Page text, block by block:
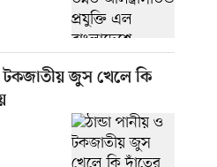
টকজাতীয় জুস খেলে কি